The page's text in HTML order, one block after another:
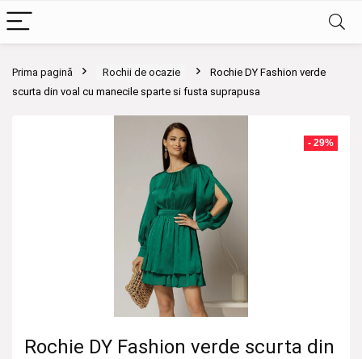
Prima pagină Rochii de ocazie
Rochie DY Fashion verde
scurta din voal cu manecile sparte si fusta suprapusa
- 29%
Rochie DY Fashion verde scurta din